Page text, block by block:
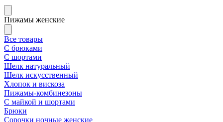
Пижамы женские
Все товары
С брюками
С шортами
Шелк натуральный
Шелк искусственный
Хлопок и вискоза
Пижамы-комбинезоны
С майкой и шортами
Брюки
Сорочки ночные женские